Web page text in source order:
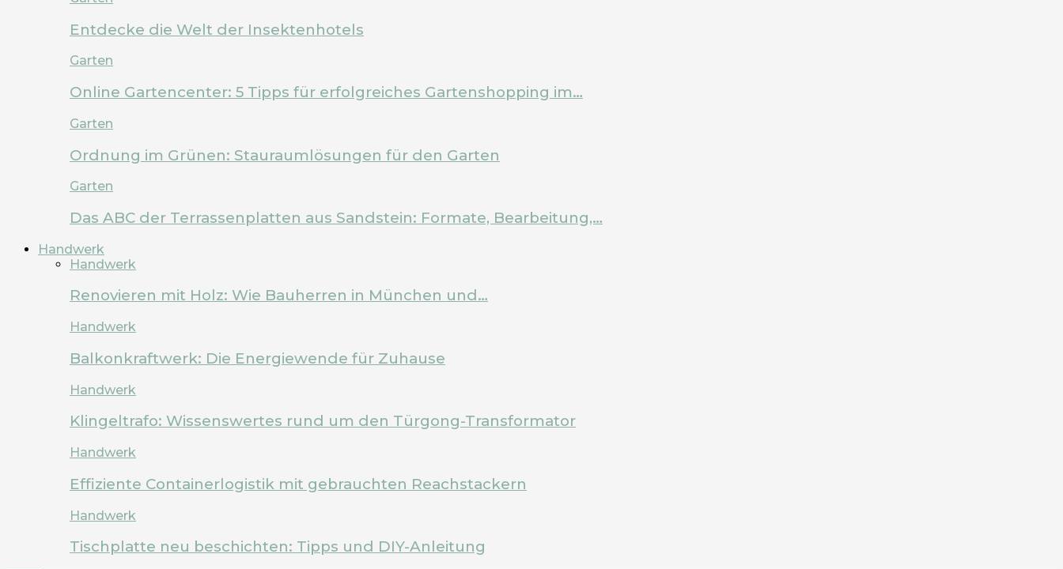
Entdecke die Welt der Insektenhotels
Garten
Online Gartencenter: 5 Tipps für erfolgreiches Gartenshopping im…
Garten
Ordnung im Grünen: Stauraumlösungen für den Garten
Garten
Das ABC der Terrassenplatten aus Sandstein: Formate, Bearbeitung,…
Handwerk
Handwerk
Renovieren mit Holz: Wie Bauherren in München und…
Handwerk
Balkonkraftwerk: Die Energiewende für Zuhause
Handwerk
Klingeltrafo: Wissenswertes rund um den Türgong-Transformator
Handwerk
Effiziente Containerlogistik mit gebrauchten Reachstackern
Handwerk
Tischplatte neu beschichten: Tipps und DIY-Anleitung